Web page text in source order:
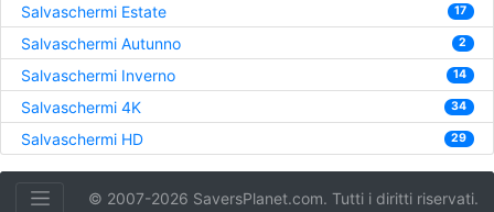
Salvaschermi Estate 17
Salvaschermi Autunno 2
Salvaschermi Inverno 14
Salvaschermi 4K 34
Salvaschermi HD 29
© 2007-2026 SaversPlanet.com. Tutti i diritti riservati.